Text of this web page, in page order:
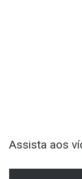
Assista aos